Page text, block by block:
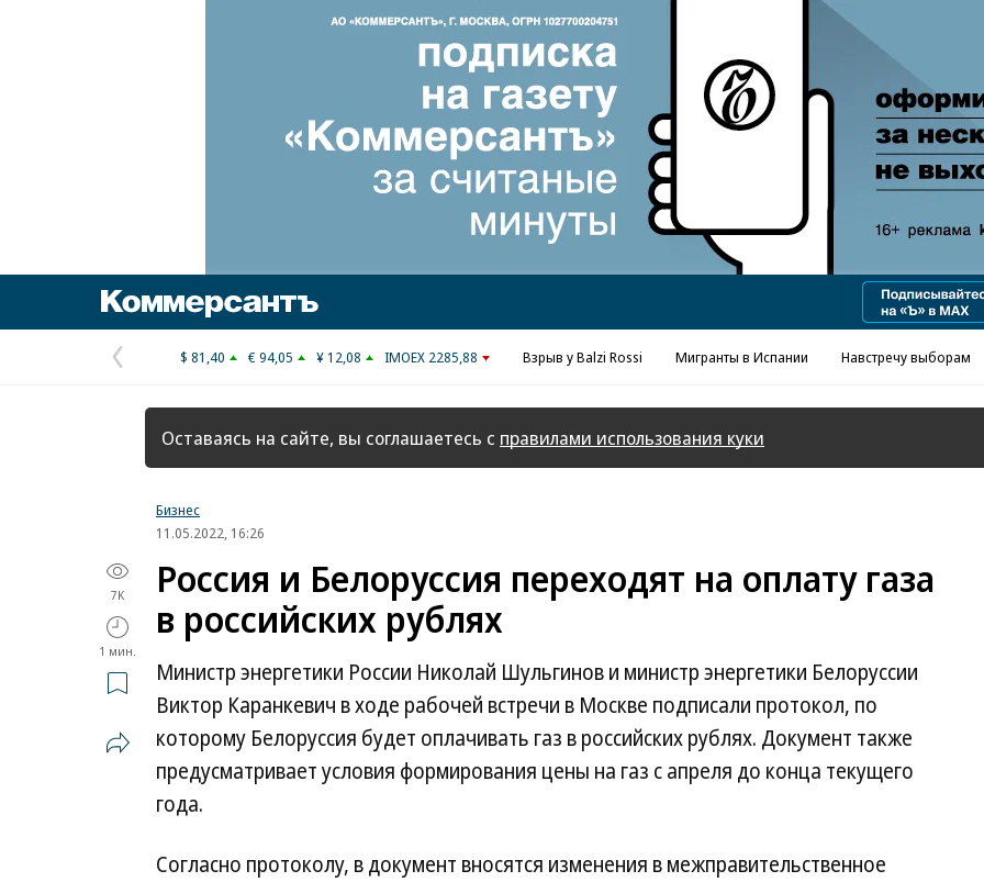
Реклама в «Ъ» www.kommersant.ru/ad
Предыдущая
страница
$ 81,40 € 94,05 ¥ 12,08 IMOEX 2285,88 Взрыв у Balzi Rossi Мигранты в Испании Навстречу выборам
Оставаясь на сайте, вы соглашаетесь с правилами использования куки
Бизнес
11.05.2022, 16:26
7K
1 мин.
Россия и Белоруссия переходят на оплату газа
в российских рублях
Министр энергетики России Николай Шульгинов и министр энергетики Белоруссии
Виктор Каранкевич в ходе рабочей встречи в Москве подписали протокол, по
которому Белоруссия будет оплачивать газ в российских рублях. Документ также
предусматривает условия формирования цены на газ с апреля до конца текущего
года.
Согласно протоколу, в документ вносятся изменения в межправительственное